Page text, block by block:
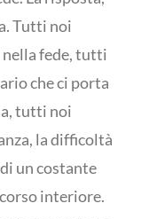
Tutti noi
fede, tutti
che ci porta
tutti noi
la difficoltà
un costante
interiore.